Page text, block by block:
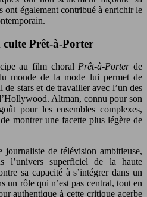
ont également contribué à enrichir le
Prêt-à-Porter
au film choral Prêt-à-Porterde
monde de la mode lui permet de
stars et de travailler avec l’un des
Altman, connu pour son
pour les ensembles complexes,
montrer une facette plus légère de
de télévision ambitieuse,
l’univers superficiel de la haute
sa capacité à s’intégrer dans un
un rôle qui n’est pas central, tout en
authentique à cette critique acerbe